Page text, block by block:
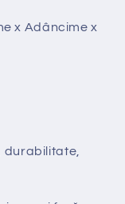
x Adâncime x
durabilitate,